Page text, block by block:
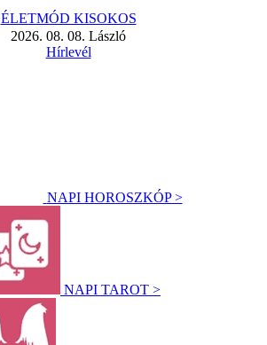
ÉLETMÓD KISOKOS
2026. 08. 08. László
Hírlevél
NAPI HOROSZKÓP >
NAPI TAROT >